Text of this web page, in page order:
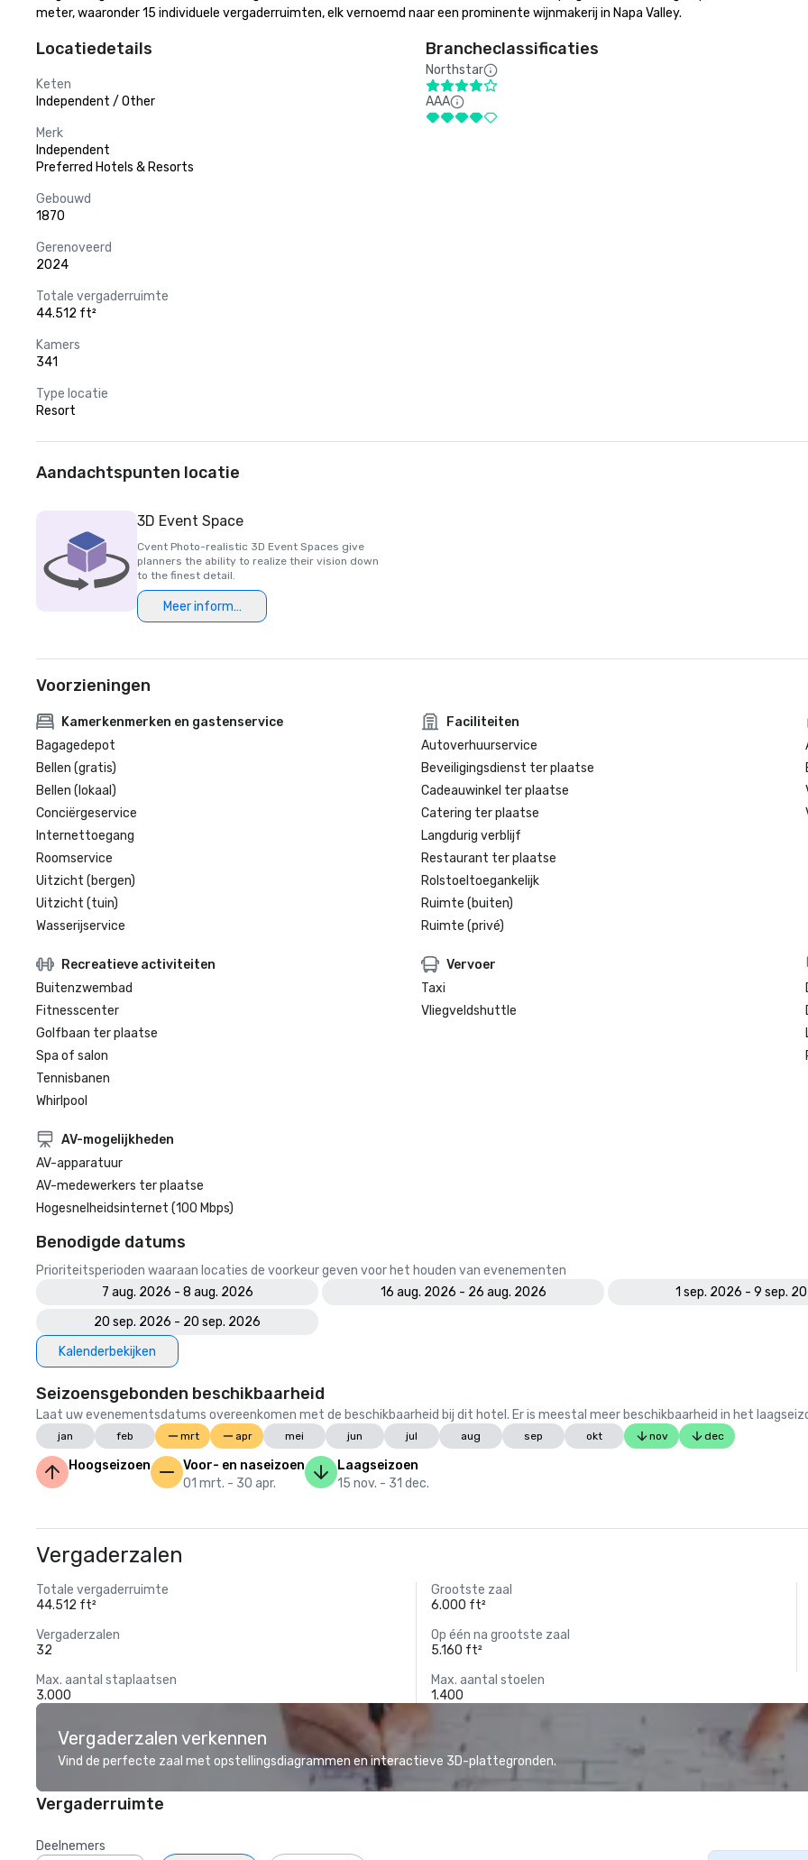
meter, waaronder 15 individuele vergaderruimten, elk vernoemd naar een prominente wijnmakerij in Napa Valley.
Locatiedetails
Keten
Independent / Other
Merk
Independent
Preferred Hotels & Resorts
Gebouwd
1870
Gerenoveerd
2024
Totale vergaderruimte
44.512 ft²
Kamers
341
Type locatie
Resort
Brancheclassificaties
Northstar
AAA
Aandachtspunten locatie
3D Event Space
Cvent Photo-realistic 3D Event Spaces give
planners the ability to realize their vision down
to the finest detail.
Meer informatie
Voorzieningen
Kamerkenmerken en gastenservice
Bagagedepot
Bellen (gratis)
Bellen (lokaal)
Conciërgeservice
Internettoegang
Roomservice
Uitzicht (bergen)
Uitzicht (tuin)
Wasserijservice
Faciliteiten
Autoverhuurservice
Beveiligingsdienst ter plaatse
Cadeauwinkel ter plaatse
Catering ter plaatse
Langdurig verblijf
Restaurant ter plaatse
Rolstoeltoegankelijk
Ruimte (buiten)
Ruimte (privé)
Recreatieve activiteiten
Buitenzwembad
Fitnesscenter
Golfbaan ter plaatse
Spa of salon
Tennisbanen
Whirlpool
Vervoer
Taxi
Vliegveldshuttle
AV-mogelijkheden
AV-apparatuur
AV-medewerkers ter plaatse
Hogesnelheidsinternet (100 Mbps)
Benodigde datums
Prioriteitsperioden waaraan locaties de voorkeur geven voor het houden van evenementen
7 aug. 2026 - 8 aug. 2026
16 aug. 2026 - 26 aug. 2026 1 sep. 2026 - 9 sep.
20 sep. 2026 - 20 sep. 2026
Kalenderbekijken
Seizoensgebonden beschikbaarheid
Laat uw evenementsdatums overeenkomen met de beschikbaarheid bij dit hotel. Er is meestal meer beschikbaarheid in het
jan feb mrt apr mei jun jul aug sep okt nov dec
Hoogseizoen
Voor- en naseizoen
01 mrt. - 30 apr.
Laagseizoen
15 nov. - 31 dec.
Vergaderzalen
Totale vergaderruimte
44.512 ft²
Grootste zaal
6.000 ft²
Vergaderzalen
32
Op één na grootste zaal
5.160 ft²
Max. aantal staplaatsen
3.000
Max. aantal stoelen
1.400
Vergaderzalen verkennen
Vind de perfecte zaal met opstellingsdiagrammen en interactieve 3D-plattegronden.
Vergaderruimte
Deelnemers